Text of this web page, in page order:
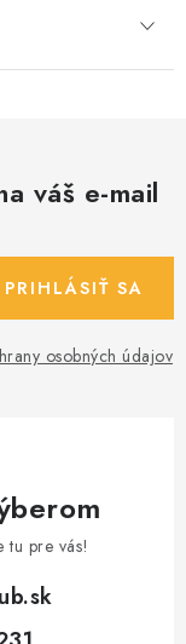
váš e-mail
osobných údajov
PRIHLÁSIŤ SA
tu pre vás!